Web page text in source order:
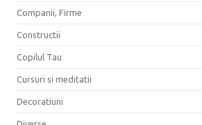
Companii, Firme
Constructii
Copilul Tau
Cursuri si meditatii
Decoratiuni